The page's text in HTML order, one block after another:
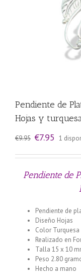
Pendiente de
Hojas y
€9.95 El
original
€9.95.
€7.95 El
actual
€7.95.
1
Pendiente de
Pendiente de
Diseño Hojas
Color Turquesa
Realizado en
Talla 15 x 10
Peso 2.80
Hecho a mano